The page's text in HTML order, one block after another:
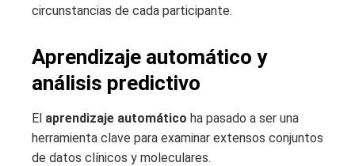
circunstancias de cada participante.
Aprendizaje automático y
análisis predictivo
El aprendizaje automático ha pasado a ser una
herramienta clave para examinar extensos conjuntos
de datos clínicos y moleculares.